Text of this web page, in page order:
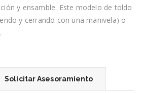
y ensamble. Este modelo de toldo
y cerrando con una manivela) o
Solicitar Asesoramiento